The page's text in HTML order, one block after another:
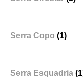
Serra Copo (1)
Serra Esquadria